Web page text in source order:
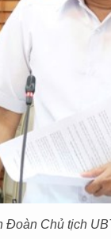
Đoàn Chủ tịch